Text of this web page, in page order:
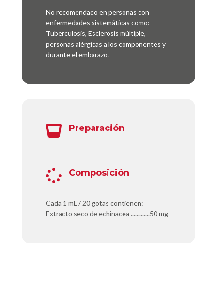
No recomendado en personas con
enfermedades sistemáticas como:
Tuberculosis, Esclerosis múltiple,
personas alérgicas a los componentes y
durante el embarazo.
 Preparación
 Composición
Cada 1 mL / 20 gotas contienen:
Extracto seco de echinacea .............50 mg